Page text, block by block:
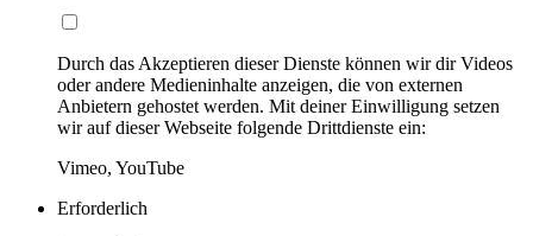
Durch das Akzeptieren dieser Dienste können wir dir Videos
oder andere Medieninhalte anzeigen, die von externen
Anbietern gehostet werden. Mit deiner Einwilligung setzen
wir auf dieser Webseite folgende Drittdienste ein:
Vimeo, YouTube
Erforderlich